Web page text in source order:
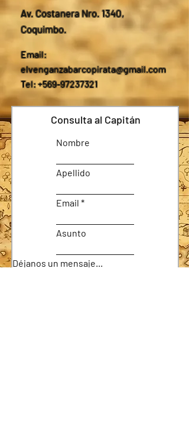
Av. Costanera Nro. 1340,
Coquimbo.
Email:
elvenganzabarcopirata@gmail.com
Tel: +569-97237321
Consulta al Capitán
Nombre
Apellido
Email
Asunto
Déjanos un mensaje...